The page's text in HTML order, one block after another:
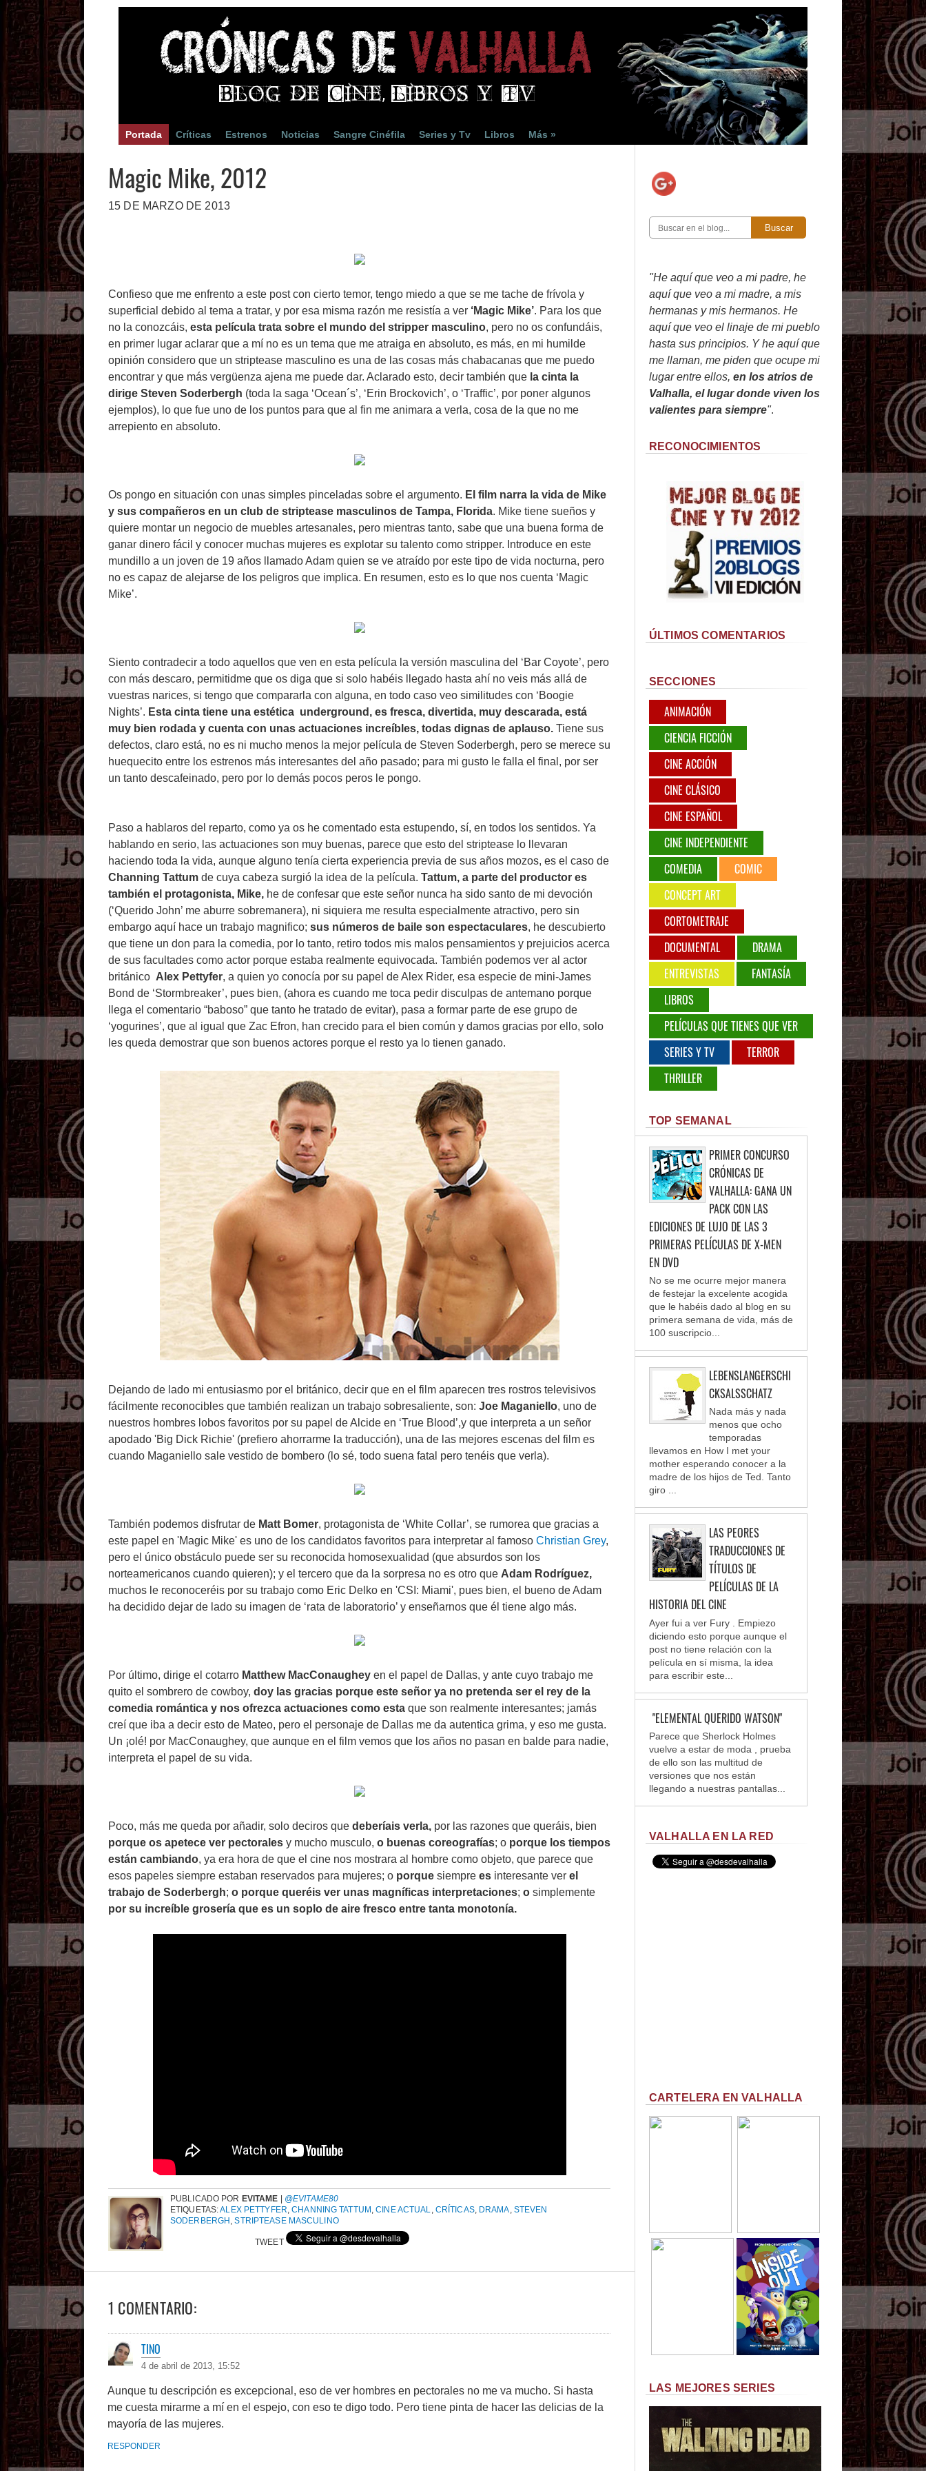
Portada Críticas Estrenos Noticias Sangre Cinéfila Series y Tv Libros Más »
Magic Mike, 2012
15 DE MARZO DE 2013
Confieso que me enfrento a este post con cierto temor, tengo miedo a que se me tache de frívola y
superficial debido al tema a tratar, y por esa misma razón me resistía a ver ‘Magic Mike’. Para los que
no la conozcáis, esta película trata sobre el mundo del stripper masculino, pero no os confundáis,
en primer lugar aclarar que a mí no es un tema que me atraiga en absoluto, es más, en mi humilde
opinión considero que un striptease masculino es una de las cosas más chabacanas que me puedo
encontrar y que más vergüenza ajena me puede dar. Aclarado esto, decir también que la cinta la
dirige Steven Soderbergh (toda la saga ‘Ocean´s’, ‘Erin Brockovich’, o ‘Traffic’, por poner algunos
ejemplos), lo que fue uno de los puntos para que al fin me animara a verla, cosa de la que no me
arrepiento en absoluto.
Os pongo en situación con unas simples pinceladas sobre el argumento. El film narra la vida de Mike
y sus compañeros en un club de striptease masculinos de Tampa, Florida. Mike tiene sueños y
quiere montar un negocio de muebles artesanales, pero mientras tanto, sabe que una buena forma de
ganar dinero fácil y conocer muchas mujeres es explotar su talento como stripper. Introduce en este
mundillo a un joven de 19 años llamado Adam quien se ve atraído por este tipo de vida nocturna, pero
no es capaz de alejarse de los peligros que implica. En resumen, esto es lo que nos cuenta ‘Magic
Mike’.
Siento contradecir a todo aquellos que ven en esta película la versión masculina del ‘Bar Coyote’, pero
con más descaro, permitidme que os diga que si solo habéis llegado hasta ahí no veis más allá de
vuestras narices, si tengo que compararla con alguna, en todo caso veo similitudes con ‘Boogie
Nights’. Esta cinta tiene una estética underground, es fresca, divertida, muy descarada, está
muy bien rodada y cuenta con unas actuaciones increíbles, todas dignas de aplauso. Tiene sus
defectos, claro está, no es ni mucho menos la mejor película de Steven Soderbergh, pero se merece su
huequecito entre los estrenos más interesantes del año pasado; para mi gusto le falla el final, por ser
un tanto descafeinado, pero por lo demás pocos peros le pongo.
Paso a hablaros del reparto, como ya os he comentado esta estupendo, sí, en todos los sentidos. Ya
hablando en serio, las actuaciones son muy buenas, parece que esto del striptease lo llevaran
haciendo toda la vida, aunque alguno tenía cierta experiencia previa de sus años mozos, es el caso de
Channing Tattum de cuya cabeza surgió la idea de la película. Tattum, a parte del productor es
también el protagonista, Mike, he de confesar que este señor nunca ha sido santo de mi devoción
(‘Querido John’ me aburre sobremanera), ni siquiera me resulta especialmente atractivo, pero sin
embargo aquí hace un trabajo magnifico; sus números de baile son espectaculares, he descubierto
que tiene un don para la comedia, por lo tanto, retiro todos mis malos pensamientos y prejuicios acerca
de sus facultades como actor porque estaba realmente equivocada. También podemos ver al actor
británico Alex Pettyfer, a quien yo conocía por su papel de Alex Rider, esa especie de mini-James
Bond de ‘Stormbreaker’, pues bien, (ahora es cuando me toca pedir disculpas de antemano porque
llega el comentario “baboso” que tanto he tratado de evitar), pasa a formar parte de ese grupo de
‘yogurines’, que al igual que Zac Efron, han crecido para el bien común y damos gracias por ello, solo
les queda demostrar que son buenos actores porque el resto ya lo tienen ganado.
Dejando de lado mi entusiasmo por el británico, decir que en el film aparecen tres rostros televisivos
fácilmente reconocibles que también realizan un trabajo sobresaliente, son: Joe Maganiello, uno de
nuestros hombres lobos favoritos por su papel de Alcide en ‘True Blood’,y que interpreta a un señor
apodado 'Big Dick Richie' (prefiero ahorrarme la traducción), una de las mejores escenas del film es
cuando Maganiello sale vestido de bombero (lo sé, todo suena fatal pero tenéis que verla).
También podemos disfrutar de Matt Bomer, protagonista de ‘White Collar’, se rumorea que gracias a
este papel en 'Magic Mike' es uno de los candidatos favoritos para interpretar al famoso Christian Grey,
pero el único obstáculo puede ser su reconocida homosexualidad (que absurdos son los
norteamericanos cuando quieren); y el tercero que da la sorpresa no es otro que Adam Rodríguez,
muchos le reconoceréis por su trabajo como Eric Delko en 'CSI: Miami', pues bien, el bueno de Adam
ha decidido dejar de lado su imagen de ‘rata de laboratorio’ y enseñarnos que él tiene algo más.
Por último, dirige el cotarro Matthew MacConaughey en el papel de Dallas, y ante cuyo trabajo me
quito el sombrero de cowboy, doy las gracias porque este señor ya no pretenda ser el rey de la
comedia romántica y nos ofrezca actuaciones como esta que son realmente interesantes; jamás
creí que iba a decir esto de Mateo, pero el personaje de Dallas me da autentica grima, y eso me gusta.
Un ¡olé! por MacConaughey, que aunque en el film vemos que los años no pasan en balde para nadie,
interpreta el papel de su vida.
Poco, más me queda por añadir, solo deciros que deberíais verla, por las razones que queráis, bien
porque os apetece ver pectorales y mucho musculo, o buenas coreografías; o porque los tiempos
están cambiando, ya era hora de que el cine nos mostrara al hombre como objeto, que parece que
esos papeles siempre estaban reservados para mujeres; o porque siempre es interesante ver el
trabajo de Soderbergh; o porque queréis ver unas magníficas interpretaciones; o simplemente
por su increíble grosería que es un soplo de aire fresco entre tanta monotonía.
PUBLICADO POR EVITAME
@EVITAME80
ETIQUETAS:ALEX PETTYFER,CHANNING TATTUM ,CINE ACTUAL, CRÍTICAS, DRAMA, STEVEN
SODERBERGH ,STRIPTEASE MASCULINO
TWEET
1 COMENTARIO:
TINO
4 de abril de 2013, 15:52
Aunque tu descripción es excepcional, eso de ver hombres en pectorales no me va mucho. Si hasta
me cuesta mirarme a mí en el espejo, con eso te digo todo. Pero tiene pinta de hacer las delicias de la
mayoría de las mujeres.
RESPONDER
Buscar
"He aquí que veo a mi padre, he
aquí que veo a mi madre, a mis
hermanas y mis hermanos. He
aquí que veo el linaje de mi pueblo
hasta sus principios. Y he aquí que
me llaman, me piden que ocupe mi
lugar entre ellos, en los atrios de
Valhalla, el lugar donde viven los
valientes para siempre".
RECONOCIMIENTOS
ÚLTIMOS COMENTARIOS
SECCIONES
ANIMACIÓN
CIENCIA FICCIÓN
CINE ACCIÓN
CINE CLÁSICO
CINE ESPAÑOL
CINE INDEPENDIENTE
COMEDIA
COMIC
CONCEPT ART
CORTOMETRAJE
DOCUMENTAL
DRAMA
ENTREVISTAS
FANTASÍA
LIBROS
PELÍCULAS QUE TIENES QUE VER
SERIES Y TV
TERROR
THRILLER
TOP SEMANAL
PRIMER CONCURSO
CRÓNICAS DE
VALHALLA: GANA UN
PACK CON LAS
EDICIONES DE LUJO DE LAS 3
PRIMERAS PELÍCULAS DE X-MEN
EN DVD
No se me ocurre mejor manera
de festejar la excelente acogida
que le habéis dado al blog en su
primera semana de vida, más de
100 suscripcio...
LEBENSLANGERSCHI
CKSALSSCHATZ
Nada más y nada
menos que ocho
temporadas
llevamos en How I met your
mother esperando conocer a la
madre de los hijos de Ted. Tanto
giro ...
LAS PEORES
TRADUCCIONES DE
TÍTULOS DE
PELÍCULAS DE LA
HISTORIA DEL CINE
Ayer fui a ver Fury . Empiezo
diciendo esto porque aunque el
post no tiene relación con la
película en sí misma, la idea
para escribir este...
"ELEMENTAL QUERIDO WATSON"
Parece que Sherlock Holmes
vuelve a estar de moda , prueba
de ello son las multitud de
versiones que nos están
llegando a nuestras pantallas...
VALHALLA EN LA RED
CARTELERA EN VALHALLA
LAS MEJORES SERIES